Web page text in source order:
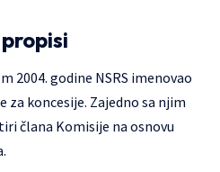
2004. godine NSRS imenovao
za koncesije. Zajedno sa njim
člana Komisije na osnovu